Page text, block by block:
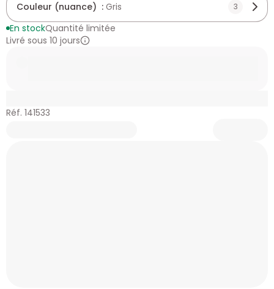
Couleur (nuance) : Gris 3
En stockQuantité limitée
Livré sous 10 jours
Réf. 141533